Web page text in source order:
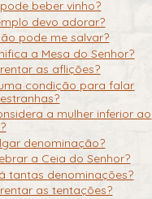
beber vinho?
devo adorar?
pode me salvar?
a Mesa do Senhor?
as aflições?
condição para falar
a mulher inferior ao
denominação?
a Ceia do Senhor?
tantas denominações?
as tentações?